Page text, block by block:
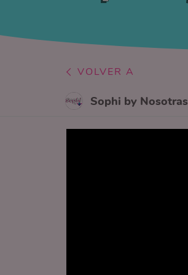
VOLVER A
Sophi by Nosotras